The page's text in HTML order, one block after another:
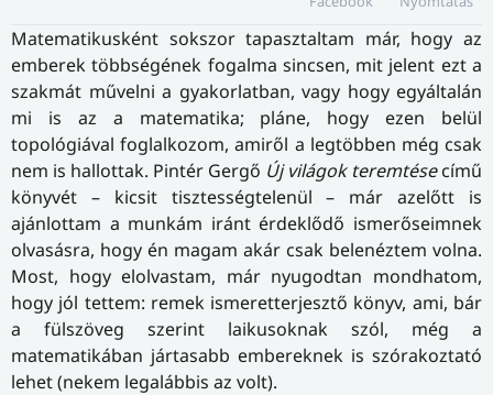
Matematikusként sokszor tapasztaltam már, hogy az
emberek többségének fogalma sincsen, mit jelent ezt a
szakmát művelni a gyakorlatban, vagy hogy egyáltalán
mi is az a matematika; pláne, hogy ezen belül
topológiával foglalkozom, amiről a legtöbben még csak
nem is hallottak. Pintér Gergő Új világok teremtésecímű
könyvét – kicsit tisz­tes­ség­te­le­nül – már azelőtt is
ajánlottam a munkám iránt érdeklődő ismerőseimnek
olvasásra, hogy én magam akár csak belenéztem volna.
Most, hogy elolvastam, már nyugodtan mondhatom,
hogy jól tettem: remek ismeretterjesztő könyv, ami, bár
a fülszöveg szerint laikusoknak szól, még a
matematikában jártasabb embereknek is szórakoztató
lehet (nekem legalábbis az volt).